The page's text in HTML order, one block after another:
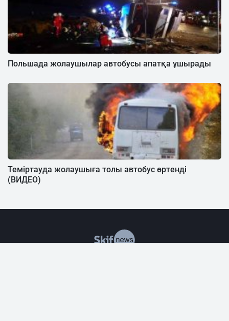
Польшада жолаушылар автобусы апатқа ұшырады
Теміртауда жолаушыға толы автобус өртенді
(ВИДЕО)